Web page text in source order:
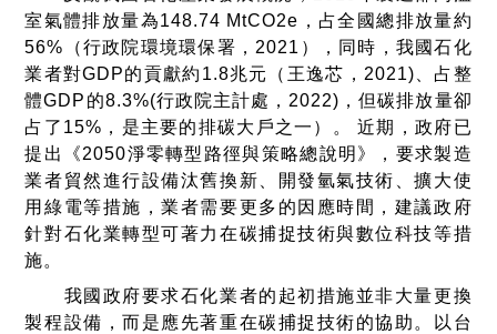
室氣體排放量為148.74 MtCO2e，占全國總排放量約
56%（行政院環境環保署，2021），同時，我國石化
業者對GDP的貢獻約1.8兆元（王逸芯，2021)、占整
體GDP的8.3%(行政院主計處，2022)，但碳排放量卻
占了15%，是主要的排碳大戶之一）。近期，政府已
提出《2050淨零轉型路徑與策略總說明》，要求製造
業者貿然進行設備汰舊換新、開發氫氣技術、擴大使
用綠電等措施，業者需要更多的因應時間，建議政府
針對石化業轉型可著力在碳捕捉技術與數位科技等措
施。
我國政府要求石化業者的起初措施並非大量更換
製程設備，而是應先著重在碳捕捉技術的協助。以台